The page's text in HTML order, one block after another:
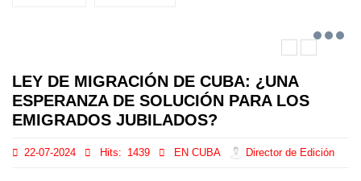
LEY DE MIGRACIÓN DE CUBA: ¿UNA
ESPERANZA DE SOLUCIÓN PARA LOS
EMIGRADOS JUBILADOS?
22-07-2024 Hits: 1439 EN CUBA Director de Edición